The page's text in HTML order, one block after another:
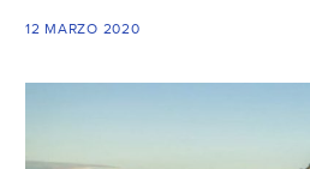
12 MARZO 2020